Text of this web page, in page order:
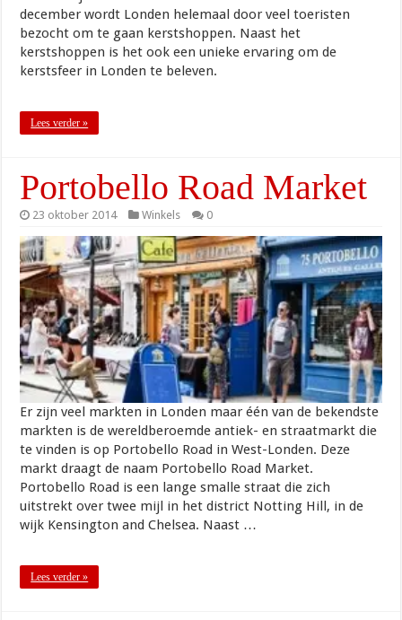
december wordt Londen helemaal door veel toeristen
bezocht om te gaan kerstshoppen. Naast het
kerstshoppen is het ook een unieke ervaring om de
kerstsfeer in Londen te beleven.
Lees verder »
Portobello Road Market
23 oktober 2014 Winkels 0
Er zijn veel markten in Londen maar één van de bekendste
markten is de wereldberoemde antiek- en straatmarkt die
te vinden is op Portobello Road in West-Londen. Deze
markt draagt de naam Portobello Road Market.
Portobello Road is een lange smalle straat die zich
uitstrekt over twee mijl in het district Notting Hill, in de
wijk Kensington and Chelsea. Naast …
Lees verder »